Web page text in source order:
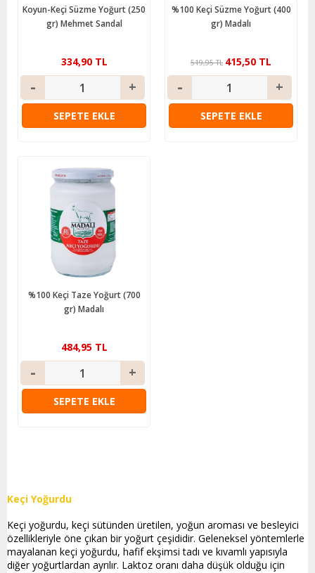
Koyun-Keçi Süzme Yoğurt (250
gr) Mehmet Sandal
334,90 TL
SEPETE EKLE
%100 Keçi Süzme Yoğurt (400
gr) Madalı
415,50 TL
519,95 TL
SEPETE EKLE
%100 Keçi Taze Yoğurt (700
gr) Madalı
484,95 TL
SEPETE EKLE
Keçi Yoğurdu
Keçi yoğurdu, keçi sütünden üretilen, yoğun aroması ve besleyici
özellikleriyle öne çıkan bir yoğurt çeşididir. Geleneksel yöntemlerle
mayalanan keçi yoğurdu, hafif ekşimsi tadı ve kıvamlı yapısıyla
diğer yoğurtlardan ayrılır. Laktoz oranı daha düşük olduğu için